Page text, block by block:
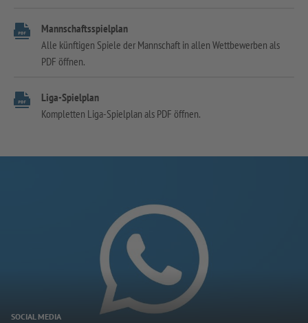
Mannschaftsspielplan
Alle künftigen Spiele der Mannschaft in allen Wettbewerben als
PDF öffnen.
Liga-Spielplan
Kompletten Liga-Spielplan als PDF öffnen.
SOCIAL MEDIA